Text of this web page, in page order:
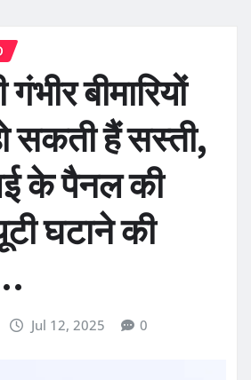
बीमारियों
सकती हैं सस्ती,
के पैनल की
घटाने की
Jul 12, 2025 0